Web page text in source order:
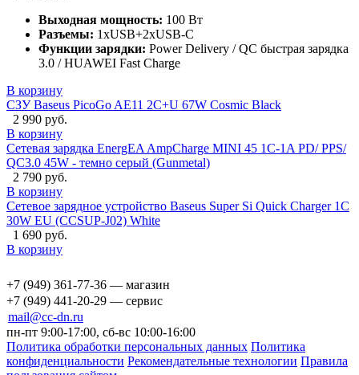
Выходная мощность: 100 Вт
Разъемы: 1xUSB+2xUSB-C
Функции зарядки: Power Delivery / QC быстрая зарядка
3.0 / HUAWEI Fast Charge
В корзину
СЗУ Baseus PicoGo AE11 2C+U 67W Cosmic Black
2 990 руб.
В корзину
Сетевая зарядка EnergEA AmpCharge MINI 45 1C-1A PD/ PPS/
QC3.0 45W - темно серый (Gunmetal)
2 790 руб.
В корзину
Сетевое зарядное устройство Baseus Super Si Quick Charger 1C
30W EU (CCSUP-J02) White
1 690 руб.
В корзину
+7 (949) 361-77-36 — магазин
+7 (949) 441-20-29 — сервис
mail@cc-dn.ru
пн-пт 9:00-17:00, сб-вс 10:00-16:00
Политика обработки персональных данных Политика
конфиденциальности Рекомендательные технологии Правила